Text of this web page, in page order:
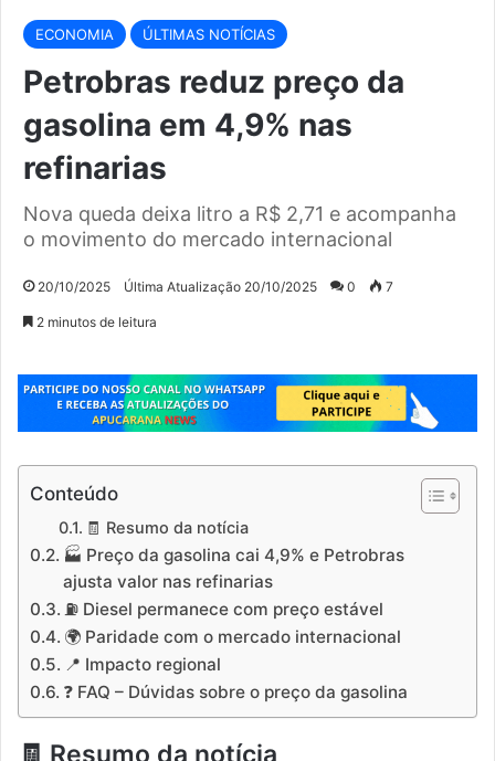
ECONOMIA ÚLTIMAS NOTÍCIAS
Petrobras reduz preço da
gasolina em 4,9% nas
refinarias
Nova queda deixa litro a R$ 2,71 e acompanha
o movimento do mercado internacional
20/10/2025 Última Atualização 20/10/2025 0 7
2 minutos de leitura
Conteúdo
🧾 Resumo da notícia
🏭 Preço da gasolina cai 4,9% e Petrobras
ajusta valor nas refinarias
⛽ Diesel permanece com preço estável
🌍 Paridade com o mercado internacional
📍 Impacto regional
❓ FAQ – Dúvidas sobre o preço da gasolina
🧾 Resumo da notícia